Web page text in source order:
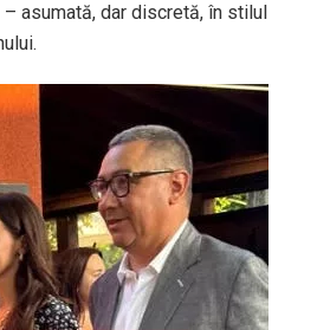
asumată, dar discretă, în stilul